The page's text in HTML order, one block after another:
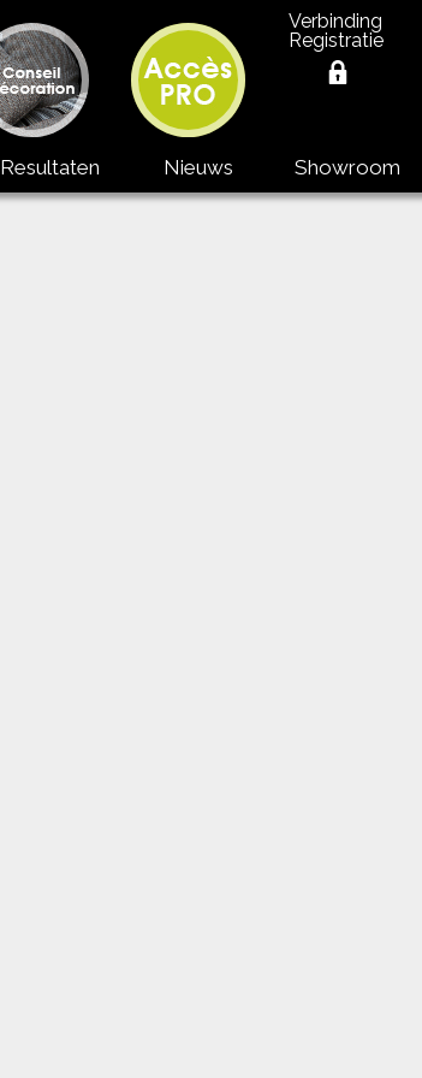
Resultaten Nieuws Showroom
Verbinding
Registratie